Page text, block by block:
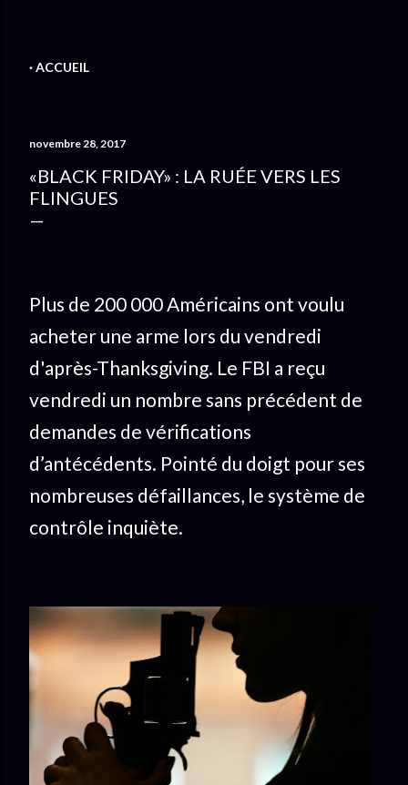
ACCUEIL
novembre 28, 2017
«BLACK FRIDAY» : LA RUÉE VERS LES
FLINGUES
Plus de 200 000 Américains ont voulu
acheter une arme lors du vendredi
d'après-Thanksgiving. Le FBI a reçu
vendredi un nombre sans précédent de
demandes de vérifications
d’antécédents. Pointé du doigt pour ses
nombreuses défaillances, le système de
contrôle inquiète.